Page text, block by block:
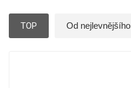
TOP Od nejlevnějšího